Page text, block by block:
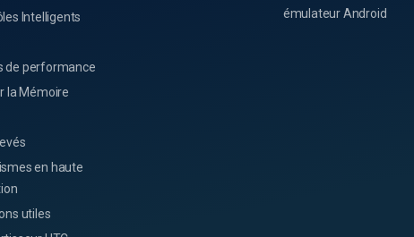
Intelligents
de performance
la Mémoire
en haute
utiles
émulateur Android